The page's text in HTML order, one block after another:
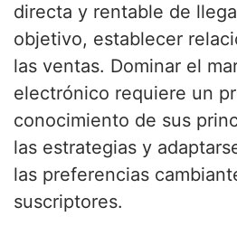
directa y rentable de
objetivo, establecer
las ventas. Dominar el
electrónico requiere un
conocimiento de sus
las estrategias y
las preferencias
suscriptores.